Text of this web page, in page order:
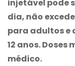
injetável pode
dia, não
para adultos e
12 anos.
médico.